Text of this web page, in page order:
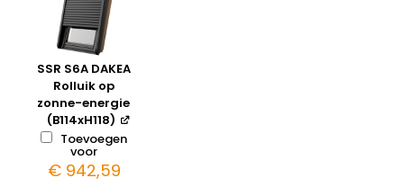
SSR S6A DAKEA
Rolluik op
zonne-energie
(B114xH118)
Toevoegen
voor
€ 942,59